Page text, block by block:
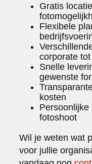
Gratis
Flexibele
corporate
Snelle
gewenste
kosten
fotoshoot
Wil je weten wat
voor jullie